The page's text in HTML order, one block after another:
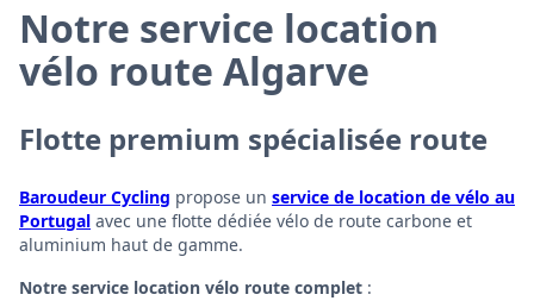
Notre service location
vélo route Algarve
Flotte premium spécialisée route
Baroudeur Cycling propose un service de location de vélo au
Portugal avec une flotte dédiée vélo de route carbone et
aluminium haut de gamme.
Notre service location vélo route complet :